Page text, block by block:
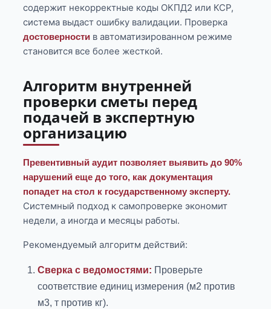
содержит некорректные коды ОКПД2 или КСР,
система выдаст ошибку валидации. Проверка
достоверности в автоматизированном режиме
становится все более жесткой.
Алгоритм внутренней
проверки сметы перед
подачей в экспертную
организацию
Превентивный аудит позволяет выявить до 90%
нарушений еще до того, как документация
попадет на стол к государственному эксперту.
Системный подход к самопроверке экономит
недели, а иногда и месяцы работы.
Рекомендуемый алгоритм действий:
Сверка с ведомостями: Проверьте
соответствие единиц измерения (м2 против
м3, т против кг).